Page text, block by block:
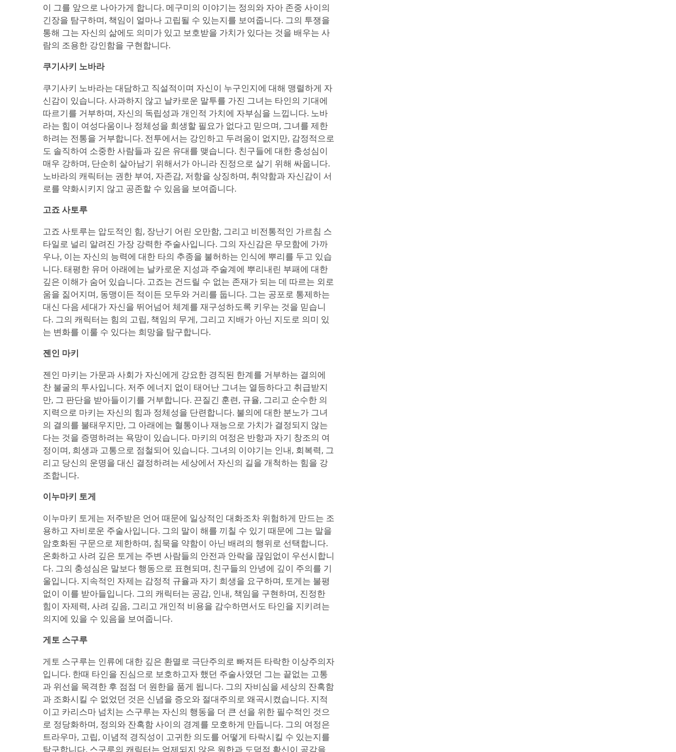
이 그를 앞으로 나아가게 합니다. 메구미의 이야기는 정의와 자아 존중 사이의
긴장을 탐구하며, 책임이 얼마나 고립될 수 있는지를 보여줍니다. 그의 투쟁을
통해 그는 자신의 삶에도 의미가 있고 보호받을 가치가 있다는 것을 배우는 사
람의 조용한 강인함을 구현합니다.
쿠기사키 노바라
쿠기사키 노바라는 대담하고 직설적이며 자신이 누구인지에 대해 맹렬하게 자
신감이 있습니다. 사과하지 않고 날카로운 말투를 가진 그녀는 타인의 기대에
따르기를 거부하며, 자신의 독립성과 개인적 가치에 자부심을 느낍니다. 노바
라는 힘이 여성다움이나 정체성을 희생할 필요가 없다고 믿으며, 그녀를 제한
하려는 전통을 거부합니다. 전투에서는 강인하고 두려움이 없지만, 감정적으로
도 솔직하여 소중한 사람들과 깊은 유대를 맺습니다. 친구들에 대한 충성심이
매우 강하며, 단순히 살아남기 위해서가 아니라 진정으로 살기 위해 싸웁니다.
노바라의 캐릭터는 권한 부여, 자존감, 저항을 상징하며, 취약함과 자신감이 서
로를 약화시키지 않고 공존할 수 있음을 보여줍니다.
고죠 사토루
고죠 사토루는 압도적인 힘, 장난기 어린 오만함, 그리고 비전통적인 가르침 스
타일로 널리 알려진 가장 강력한 주술사입니다. 그의 자신감은 무모함에 가까
우나, 이는 자신의 능력에 대한 타의 추종을 불허하는 인식에 뿌리를 두고 있습
니다. 태평한 유머 아래에는 날카로운 지성과 주술계에 뿌리내린 부패에 대한
깊은 이해가 숨어 있습니다. 고죠는 건드릴 수 없는 존재가 되는 데 따르는 외로
움을 짊어지며, 동맹이든 적이든 모두와 거리를 둡니다. 그는 공포로 통제하는
대신 다음 세대가 자신을 뛰어넘어 체계를 재구성하도록 키우는 것을 믿습니
다. 그의 캐릭터는 힘의 고립, 책임의 무게, 그리고 지배가 아닌 지도로 의미 있
는 변화를 이룰 수 있다는 희망을 탐구합니다.
젠인 마키
젠인 마키는 가문과 사회가 자신에게 강요한 경직된 한계를 거부하는 결의에
찬 불굴의 투사입니다. 저주 에너지 없이 태어난 그녀는 열등하다고 취급받지
만, 그 판단을 받아들이기를 거부합니다. 끈질긴 훈련, 규율, 그리고 순수한 의
지력으로 마키는 자신의 힘과 정체성을 단련합니다. 불의에 대한 분노가 그녀
의 결의를 불태우지만, 그 아래에는 혈통이나 재능으로 가치가 결정되지 않는
다는 것을 증명하려는 욕망이 있습니다. 마키의 여정은 반항과 자기 창조의 여
정이며, 희생과 고통으로 점철되어 있습니다. 그녀의 이야기는 인내, 회복력, 그
리고 당신의 운명을 대신 결정하려는 세상에서 자신의 길을 개척하는 힘을 강
조합니다.
이누마키 토게
이누마키 토게는 저주받은 언어 때문에 일상적인 대화조차 위험하게 만드는 조
용하고 자비로운 주술사입니다. 그의 말이 해를 끼칠 수 있기 때문에 그는 말을
암호화된 구문으로 제한하며, 침묵을 약함이 아닌 배려의 행위로 선택합니다.
온화하고 사려 깊은 토게는 주변 사람들의 안전과 안락을 끊임없이 우선시합니
다. 그의 충성심은 말보다 행동으로 표현되며, 친구들의 안녕에 깊이 주의를 기
울입니다. 지속적인 자제는 감정적 규율과 자기 희생을 요구하며, 토게는 불평
없이 이를 받아들입니다. 그의 캐릭터는 공감, 인내, 책임을 구현하며, 진정한
힘이 자제력, 사려 깊음, 그리고 개인적 비용을 감수하면서도 타인을 지키려는
의지에 있을 수 있음을 보여줍니다.
게토 스구루
게토 스구루는 인류에 대한 깊은 환멸로 극단주의로 빠져든 타락한 이상주의자
입니다. 한때 타인을 진심으로 보호하고자 했던 주술사였던 그는 끝없는 고통
과 위선을 목격한 후 점점 더 원한을 품게 됩니다. 그의 자비심을 세상의 잔혹함
과 조화시킬 수 없었던 것은 신념을 증오와 절대주의로 왜곡시켰습니다. 지적
이고 카리스마 넘치는 스구루는 자신의 행동을 더 큰 선을 위한 필수적인 것으
로 정당화하며, 정의와 잔혹함 사이의 경계를 모호하게 만듭니다. 그의 여정은
트라우마, 고립, 이념적 경직성이 고귀한 의도를 어떻게 타락시킬 수 있는지를
탐구합니다. 스구루의 캐릭터는 억제되지 않은 원한과 도덕적 확신이 공감을